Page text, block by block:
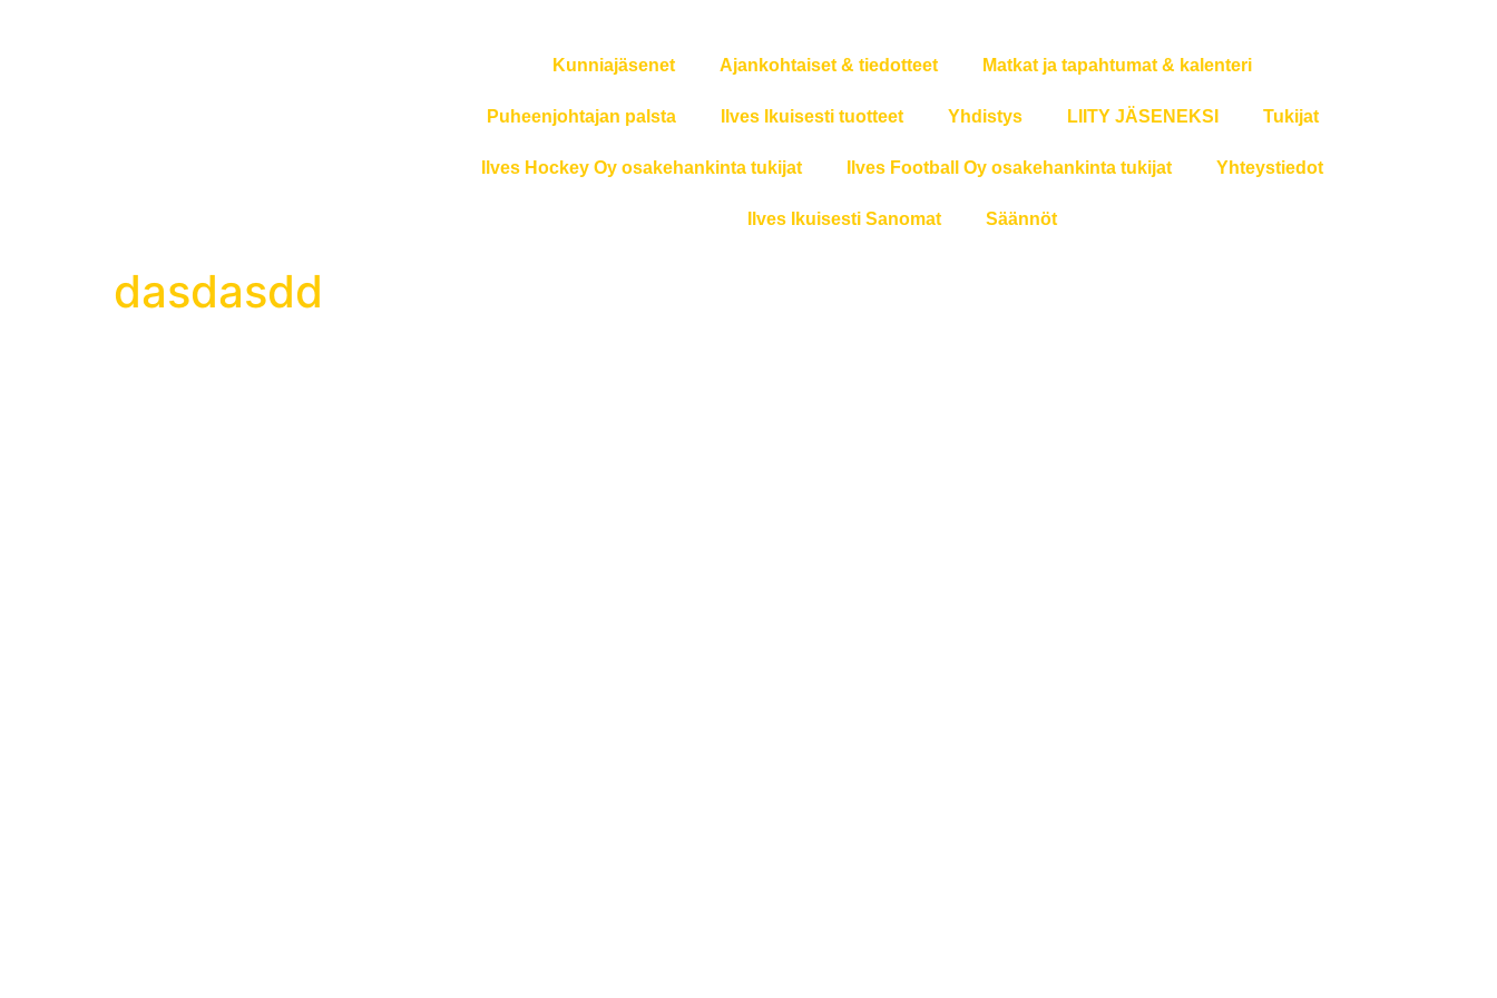
Kunniajäsenet Ajankohtaiset & tiedotteet Matkat ja tapahtumat & kalenteri
Puheenjohtajan palsta Ilves Ikuisesti tuotteet Yhdistys LIITY JÄSENEKSI Tukijat
Ilves Hockey Oy osakehankinta tukijat Ilves Football Oy osakehankinta tukijat Yhteystiedot
Ilves Ikuisesti Sanomat Säännöt
dasdasdd